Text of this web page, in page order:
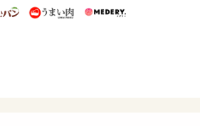
集
めし うまいパン うまい肉